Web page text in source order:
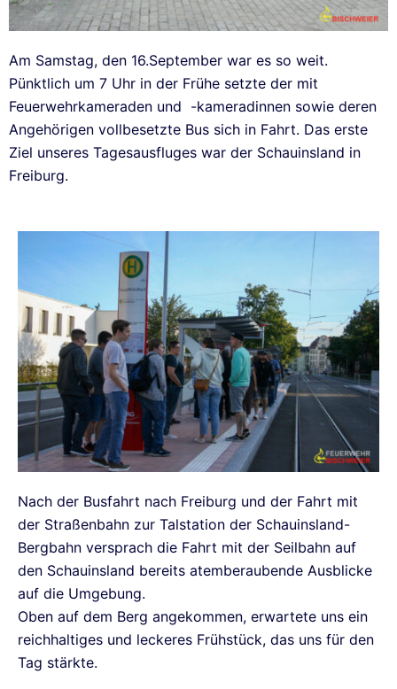
Am Samstag, den 16.September war es so weit.
Pünktlich um 7 Uhr in der Frühe setzte der mit
Feuerwehrkameraden und -kameradinnen sowie deren
Angehörigen vollbesetzte Bus sich in Fahrt. Das erste
Ziel unseres Tagesausfluges war der Schauinsland in
Freiburg.
Nach der Busfahrt nach Freiburg und der Fahrt mit
der Straßenbahn zur Talstation der Schauinsland-
Bergbahn versprach die Fahrt mit der Seilbahn auf
den Schauinsland bereits atemberaubende Ausblicke
auf die Umgebung.
Oben auf dem Berg angekommen, erwartete uns ein
reichhaltiges und leckeres Frühstück, das uns für den
Tag stärkte.